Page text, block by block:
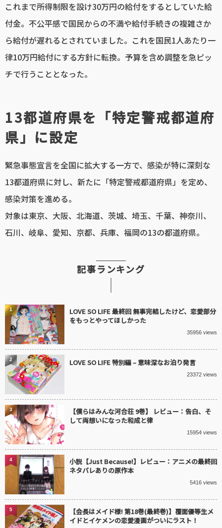
これまで所得制限を設け30万円の給付をするとしていた給
付金。不公平感で国民からの不満や給付手続きの複雑さか
ら給付が遅れるとされていました。これを国民1人あたり一
律10万円給付にする方針に転換。予算を含め調整を急ピッ
チで行うこととなった。
13都道府県を「特定警戒都道府
県」に設定
緊急事態宣言を全国に拡大する一方で、感染が特に深刻な
13都道府県に対し、新たに「特定警戒都道府県」を定め、
感染対策を進める。
対象は東京、大阪、北海道、茨城、埼玉、千葉、神奈川、
石川、岐阜、愛知、京都、兵庫、福岡の13の都道府県。
記事ランキング
LOVE SO LIFE 最終回 無事完結したけど、恋愛部分
をもっとやってほしかった
35956 views
1
LOVE SO LIFE 特別編 – 意味深なお泊り発言
23372 views
2
【僕らはみんな河合荘 9巻】 レビュー：告白、そ
して両想いになった和成と律
15954 views
3
小説【Just Because!】レビュー：アニメの最終回
ネタバレありの原作本
5416 views
4
【会長はメイド様! 第18巻(最終巻)】覆面優等生メ
イドとイケメンの恋愛漫画がついにラスト！
5